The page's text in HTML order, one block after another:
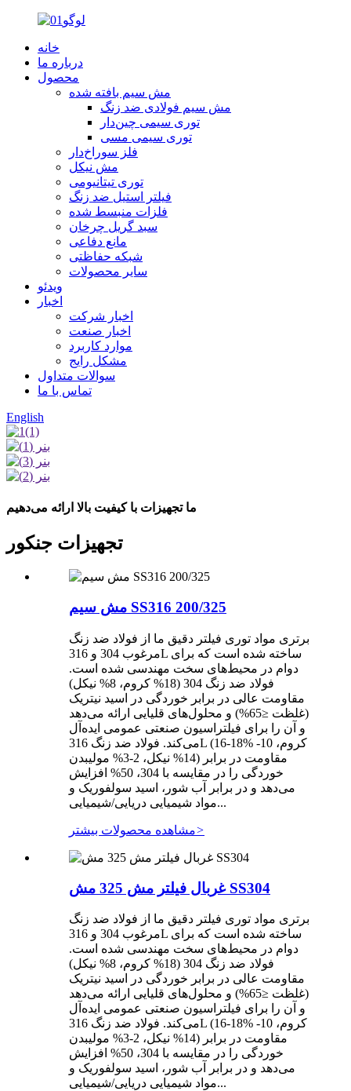
خانه
درباره ما
محصول
مش سیم بافته شده
مش سیم فولادی ضد زنگ
توری سیمی چین‌دار
توری سیمی مسی
فلز سوراخ‌دار
مش نیکل
توری تیتانیومی
فیلتر استیل ضد زنگ
فلزات منبسط شده
سبد گریل چرخان
مانع دفاعی
شبکه حفاظتی
سایر محصولات
ویدئو
اخبار
اخبار شرکت
اخبار صنعت
موارد کاربرد
مشکل رایج
سوالات متداول
تماس با ما
English
ما تجهیزات با کیفیت بالا ارائه می‌دهیم
تجهیزات جنکور
مش سیم SS316 200/325
برتری مواد توری فیلتر دقیق ما از فولاد ضد زنگ
مرغوب 304 و 316L ساخته شده است که برای
دوام در محیط‌های سخت مهندسی شده است.
فولاد ضد زنگ 304 (18% کروم، 8% نیکل)
مقاومت عالی در برابر خوردگی در اسید نیتریک
(غلظت ≤65%) و محلول‌های قلیایی ارائه می‌دهد
و آن را برای فیلتراسیون صنعتی عمومی ایده‌آل
می‌کند. فولاد ضد زنگ 316L (16-18% کروم، 10-
14% نیکل، 2-3% مولیبدن) مقاومت در برابر
خوردگی را در مقایسه با 304، 50% افزایش
می‌دهد و در برابر آب شور، اسید سولفوریک و
مواد شیمیایی دریایی/شیمیایی...
مشاهده محصولات بیشتر>
غربال فیلتر مش 325 مش SS304
برتری مواد توری فیلتر دقیق ما از فولاد ضد زنگ
مرغوب 304 و 316L ساخته شده است که برای
دوام در محیط‌های سخت مهندسی شده است.
فولاد ضد زنگ 304 (18% کروم، 8% نیکل)
مقاومت عالی در برابر خوردگی در اسید نیتریک
(غلظت ≤65%) و محلول‌های قلیایی ارائه می‌دهد
و آن را برای فیلتراسیون صنعتی عمومی ایده‌آل
می‌کند. فولاد ضد زنگ 316L (16-18% کروم، 10-
14% نیکل، 2-3% مولیبدن) مقاومت در برابر
خوردگی را در مقایسه با 304، 50% افزایش
می‌دهد و در برابر آب شور، اسید سولفوریک و
مواد شیمیایی دریایی/شیمیایی...